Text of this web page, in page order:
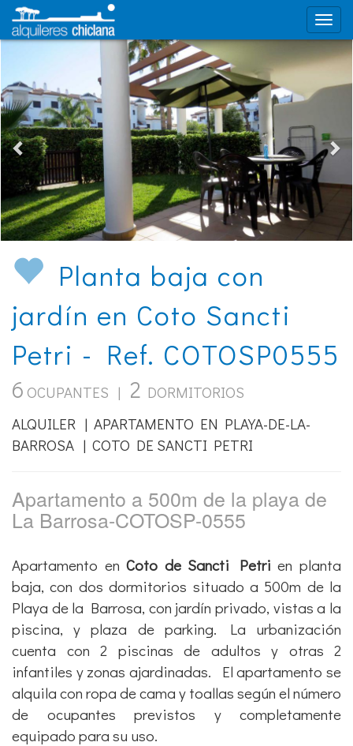
Planta baja con
jardín en Coto Sancti
Petri - Ref. COTOSP0555
6 OCUPANTES | 2 DORMITORIOS
ALQUILER | APARTAMENTO EN PLAYA-DE-LA-
BARROSA | COTO DE SANCTI PETRI
Apartamento a 500m de la playa de
La Barrosa-COTOSP-0555
Apartamento enCoto de Sancti Petri en planta
baja, con dos dormitorios situado a 500m de la
Playa de la Barrosa, con jardín privado, vistas a la
piscina, y plaza de parking. La urbanización
cuenta con 2 piscinas de adultos y otras 2
infantiles y zonas ajardinadas. El apartamento se
alquila con ropa de cama y toallas según el número
de ocupantes previstos y completamente
equipado para su uso.